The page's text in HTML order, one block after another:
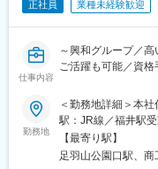
商品紹介ページ
■配属：
AVライティング商
＜独自のビジネス
＞
当社は電化製品、
＋「開発型」の独自
正社員 業種未経験歓迎
仕事内容
～興和グループ／
ご活躍も可能／資
電子デバイス、電子
幅広い化学品を扱
自動車などに使用
適なソリューショ
勤務地
＜勤務地詳細＞本
駅：JR線／福井駅
囲：会社の定める事
【最寄り駅】
足羽山公園口駅、